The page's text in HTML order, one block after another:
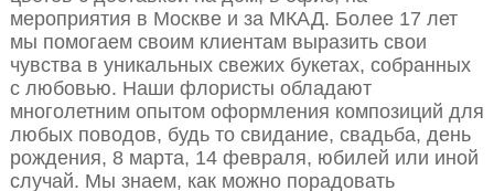
мероприятия в Москве и за МКАД. Более 17 лет
мы помогаем своим клиентам выразить свои
чувства в уникальных свежих букетах, собранных
с любовью. Наши флористы обладают
многолетним опытом оформления композиций для
любых поводов, будь то свидание, свадьба, день
рождения, 8 марта, 14 февраля, юбилей или иной
случай. Мы знаем, как можно порадовать